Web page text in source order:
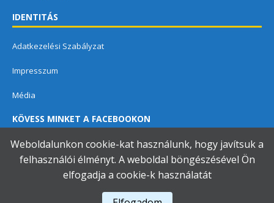
IDENTITÁS
Adatkezelési Szabályzat
Impresszum
Média
KÖVESS MINKET A FACEBOOKON
Dunavarsányi Közös Önkormányzati Hivatal
Weboldalunkon cookie-kat használunk, hogy javítsuk a
felhasználói élményt. A weboldal böngészésével Ön
elfogadja a cookie-k használatát